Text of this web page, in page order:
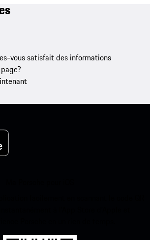
vous satisfait des informations